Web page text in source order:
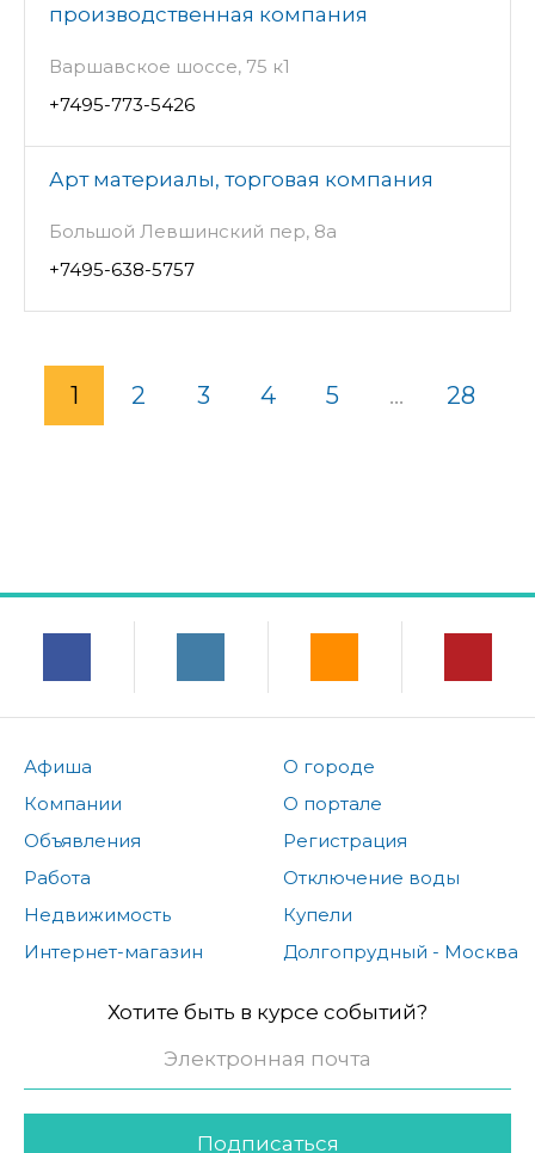
производственная компания
Варшавское шоссе, 75 к1
+7495-773-5426
Арт материалы, торговая компания
Большой Левшинский пер, 8а
+7495-638-5757
1 2 3 4 5 ... 28
Афиша
Компании
Объявления
Работа
Недвижимость
Интернет-магазин
О городе
О портале
Регистрация
Отключение воды
Купели
Долгопрудный - Москва
Хотите быть в курсе событий?
Подписаться